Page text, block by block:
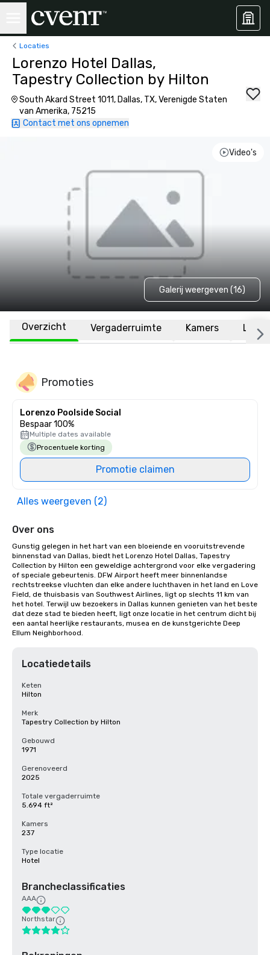
Locaties
Lorenzo Hotel Dallas,
Tapestry Collection by Hilton
South Akard Street 1011, Dallas, TX, Verenigde Staten
van Amerika, 75215
Contact met ons opnemen
Video's
Galerij weergeven (16)
Overzicht Vergaderruimte Kamers
Promoties
Lorenzo Poolside Social
Bespaar 100%
Multiple dates available
Procentuele korting
Promotie claimen
Alles weergeven (2)
Over ons
Gunstig gelegen in het hart van een bloeiende en vooruitstrevende
binnenstad van Dallas, biedt het Lorenzo Hotel Dallas, Tapestry
Collection by Hilton een geweldige achtergrond voor elke vergadering
of speciale gebeurtenis. DFW Airport heeft meer binnenlandse
rechtstreekse vluchten dan elke andere luchthaven in het land en Love
Field, de thuisbasis van Southwest Airlines, ligt op slechts 11 km van
het hotel. Terwijl uw bezoekers in Dallas kunnen genieten van het beste
dat deze stad te bieden heeft, ligt onze locatie in het centrum dicht bij
een aantal heerlijke restaurants, musea en de kunstgerichte Deep
Ellum Neighborhood.
Locatiedetails
Keten
Hilton
Merk
Tapestry Collection by Hilton
Gebouwd
1971
Gerenoveerd
2025
Totale vergaderruimte
5.694 ft²
Kamers
237
Type locatie
Hotel
Brancheclassificaties
AAA
Northstar